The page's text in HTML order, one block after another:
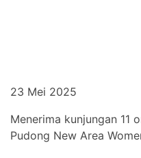
23 Mei 2025
Menerima kunjungan 11
Pudong New Area